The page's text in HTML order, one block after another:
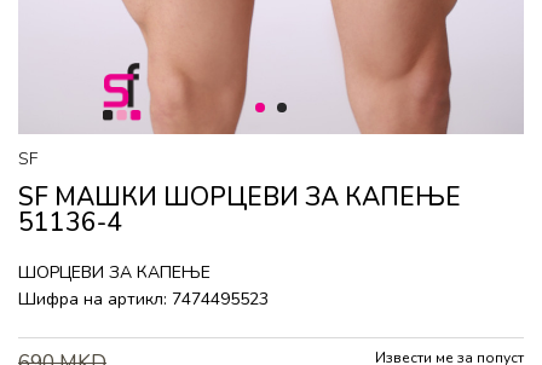
1 2
SF
SF МАШКИ ШОРЦЕВИ ЗА КАПЕЊЕ
51136-4
ШОРЦЕВИ ЗА КАПЕЊЕ
Шифра на артикл: 7474495523
Извести ме за попуст